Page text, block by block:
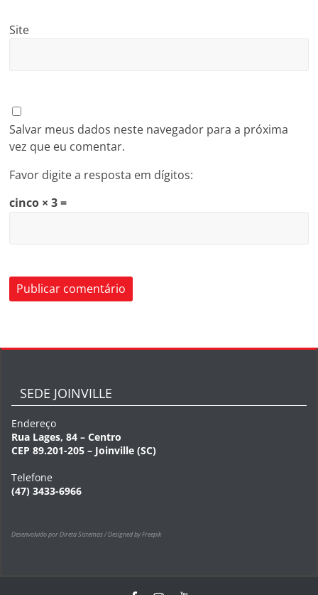
Site
Salvar meus dados neste navegador para a próxima
vez que eu comentar.
Favor digite a resposta em dígitos:
cinco × 3 =
SEDE JOINVILLE
Endereço
Rua Lages, 84 – Centro
CEP 89.201-205 – Joinville (SC)
Telefone
(47) 3433-6966
Desenvolvido por Direta Sistemas /Designed by Freepik